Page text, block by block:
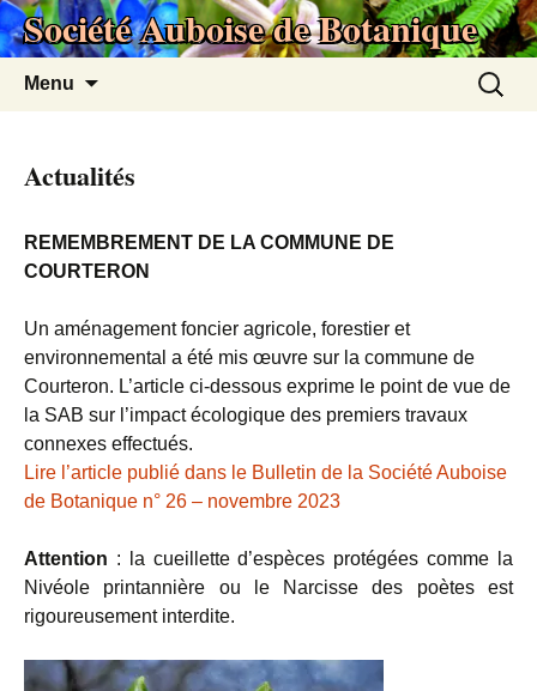
Aller
auSociété Auboise de Botanique
Menu
Actualités
REMEMBREMENT DE LA COMMUNE DE
COURTERON
Un aménagement foncier agricole, forestier et
environnemental a été mis œuvre sur la commune de
Courteron. L’article ci-dessous exprime le point de vue de
la SAB sur l’impact écologique des premiers travaux
connexes effectués.
Lire l’article publié dans le Bulletin de la Société Auboise
de Botanique n° 26 – novembre 2023
Attention : la cueillette d’espèces protégées comme la
Nivéole printannière ou le Narcisse des poètes est
rigoureusement interdite.